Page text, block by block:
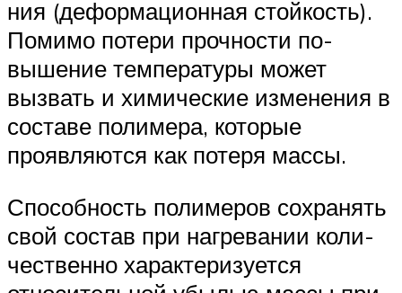
ния (деформационная стойкость).
Помимо потери прочности по­
вышение температуры может
вызвать и химические изменения в
составе полимера, которые
проявляются как потеря массы.
Спо­собность полимеров сохранять
свой состав при нагревании коли­
чественно характеризуется